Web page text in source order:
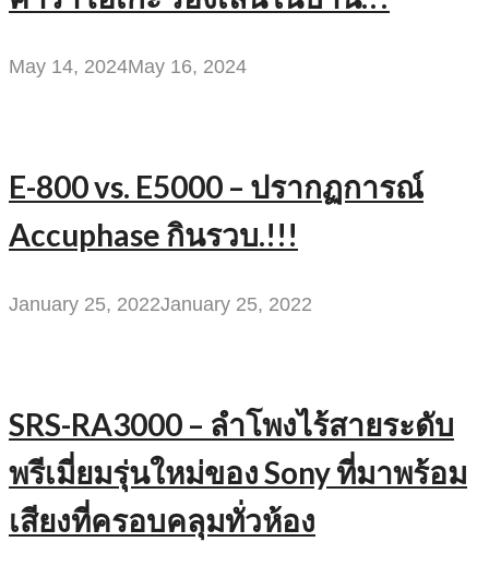
May 14, 2024May 16, 2024
E-800 vs. E5000 – ปรากฏการณ์
Accuphase กินรวบ.!!!
January 25, 2022January 25, 2022
SRS-RA3000 – ลำโพงไร้สายระดับ
พรีเมี่ยมรุ่นใหม่ของ Sony ที่มาพร้อม
เสียงที่ครอบคลุมทั่วห้อง